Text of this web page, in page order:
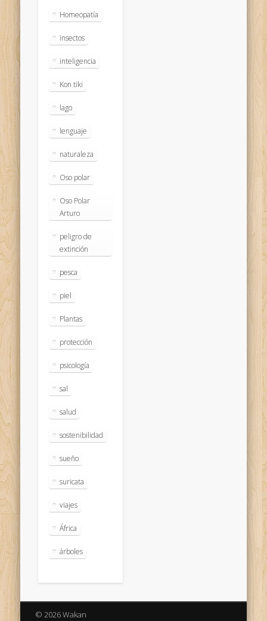
Homeopatía
insectos
inteligencia
Kon tiki
lago
lenguaje
naturaleza
Oso polar
Oso Polar
Arturo
peligro de
extinción
pesca
piel
Plantas
protección
psicología
sal
salud
sostenibilidad
sueño
suricata
viajes
África
árboles
© 2026 Wakan